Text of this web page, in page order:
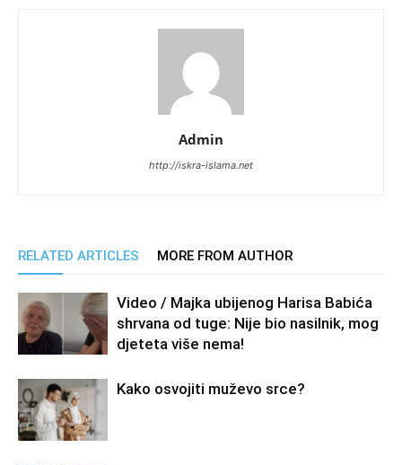
Admin
http://iskra-islama.net
RELATED ARTICLES MORE FROM AUTHOR
Video / Majka ubijenog Harisa Babića
shrvana od tuge: Nije bio nasilnik, mog
djeteta više nema!
Kako osvojiti muževo srce?